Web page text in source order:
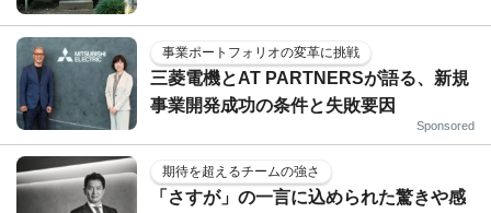
事業ポートフォリオの変革に挑戦
三菱電機とAT PARTNERSが語る、新規
事業開発成功の条件と失敗要因
Sponsored
期待を超えるチームの強さ
「さすが」の一言に込められた驚きや感